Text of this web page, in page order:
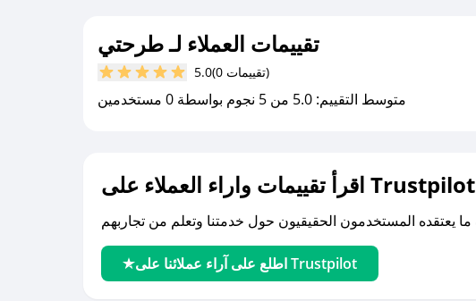
تقييمات العملاء لـ طرحتي
5.0 (0 تقييمات)
متوسط التقييم: 5.0 من 5 نجوم بواسطة 0 مستخدمين
اقرأ تقييمات واراء العملاء على Trustpilot
اطلع على آراء عملائنا على Trustpilot